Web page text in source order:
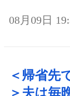
08月09日
＜帰省先
＞夫は毎